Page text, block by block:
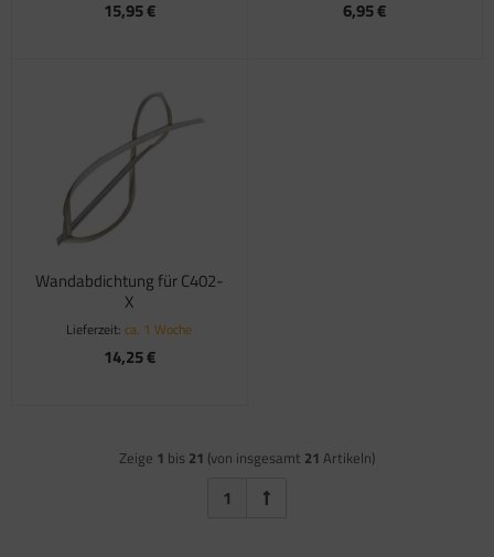
15,95 € 6,95 €
Wandabdichtung für C402-
X
Lieferzeit:ca. 1 Woche
14,25 €
Zeige 1 bis 21 (von insgesamt 21 Artikeln)
1